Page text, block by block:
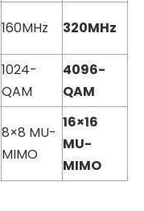
160MHz 320MHz
1024-
QAM
4096-
QAM
8×8 MU-
MIMO
16×16
MU-
MIMO